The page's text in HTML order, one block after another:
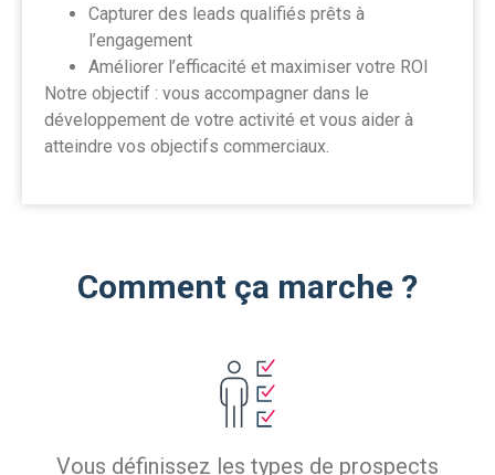
Capturer des leads qualifiés prêts à
l’engagement
Améliorer l’efficacité et maximiser votre ROI
Notre objectif : vous accompagner dans le
développement de votre activité et vous aider à
atteindre vos objectifs commerciaux.
Comment ça marche ?
Vous définissez les types de prospects